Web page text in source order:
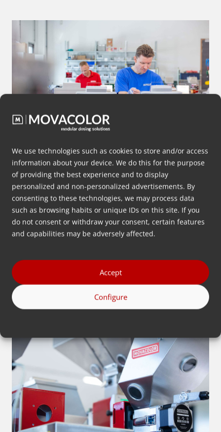
We use technologies such as cookies to store and/or access
information about your device. We do this for the purpose
of providing the best experience and to display
personalized and non-personalized advertisements. By
consenting to these technologies, we may process data
such as browsing habits or unique IDs on this site. If you
do not consent or withdraw your consent, certain features
and capabilities may be adversely affected.
Accept
Configure
配料或混料有困难？
我们开发的解决方案可以在最困难的生产环境中，
以低产量或高产量处理最难处理的物料。